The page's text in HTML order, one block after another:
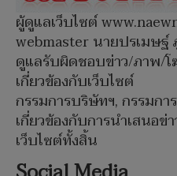
ผู้ดูแลเว็บไซต์
webmaster นายปรเมษฐ์
ดูแลรับผิดชอบข่าว/ภาพ/
เกี่ยวข้องกับเว็บไซต์
กรรมการบริษัทฯ, กรรมก
เกี่ยวข้องกับการนำเสนอ
เว็บไซต์ทั้งสิ้น